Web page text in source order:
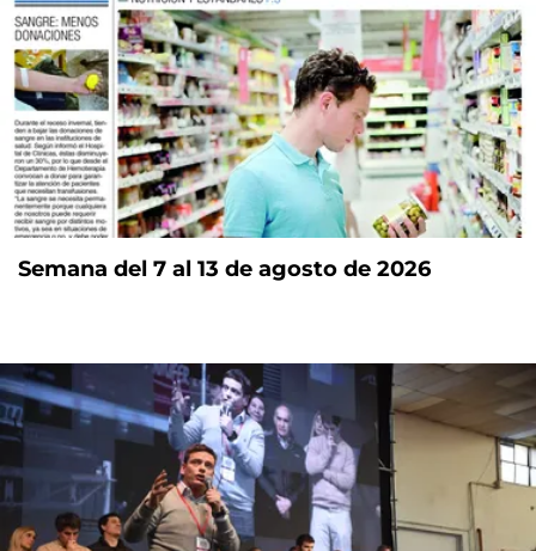
Semana del 7 al 13 de agosto de 2026